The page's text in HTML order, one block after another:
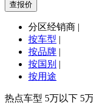
分区经销商 |
按车型 |
按品牌 |
按国别 |
按用途
热点车型 5万以下 5